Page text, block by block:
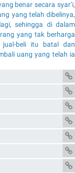
benar secara syar’i,
yang telah dibelinya,
sehingga di dalam
yang tak berharga
jual-beli itu batal dan
uang yang telah ia